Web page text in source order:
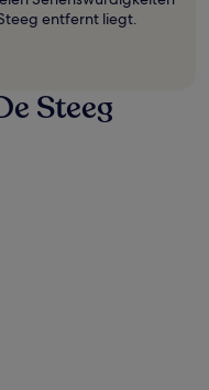
entfernt liegt.
Steeg